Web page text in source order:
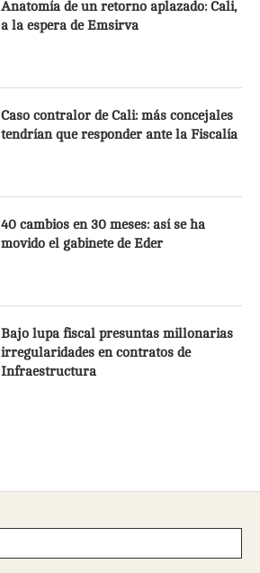
Anatomía de un retorno aplazado: Cali,
a la espera de Emsirva
Caso contralor de Cali: más concejales
tendrían que responder ante la Fiscalía
40 cambios en 30 meses: así se ha
movido el gabinete de Eder
Bajo lupa fiscal presuntas millonarias
irregularidades en contratos de
Infraestructura